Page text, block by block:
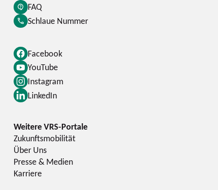
Facebook
YouTube
Instagram
LinkedIn
FAQ
Schlaue Nummer
Zukunftsmobilität
Über Uns
Presse & Medien
Karriere